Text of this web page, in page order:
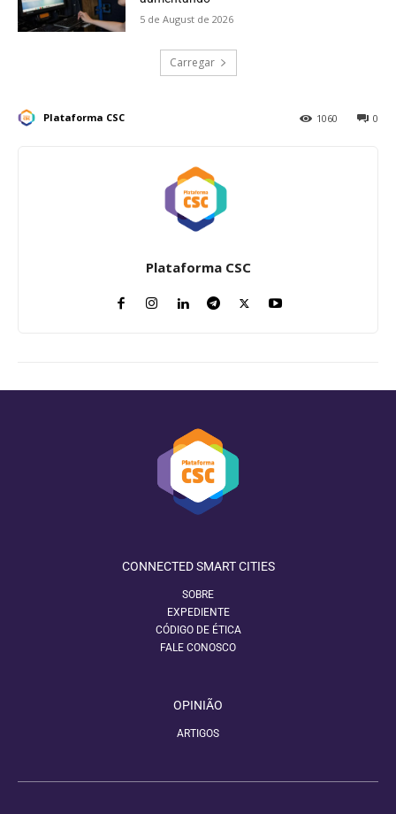
5 de August de 2026
Carregar
Plataforma CSC 0
1060
Plataforma CSC
CONNECTED SMART CITIES
SOBRE
EXPEDIENTE
CÓDIGO DE ÉTICA
FALE CONOSCO
OPINIÃO
ARTIGOS